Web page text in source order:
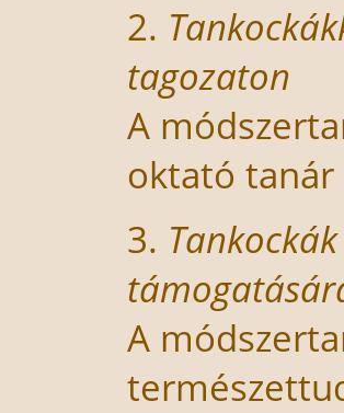
2.
tagozaton
A
oktató tanár
3.
A